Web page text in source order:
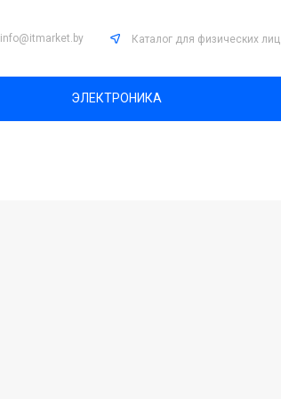
info@itmarket.by Каталог для физических лиц
ЭЛЕКТРОНИКА